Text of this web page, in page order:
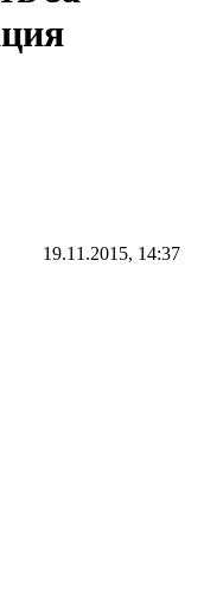
19.11.2015, 14:37